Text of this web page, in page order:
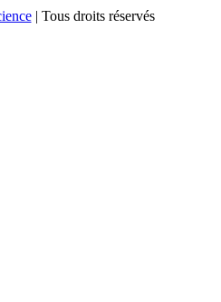
| Tous droits réservés